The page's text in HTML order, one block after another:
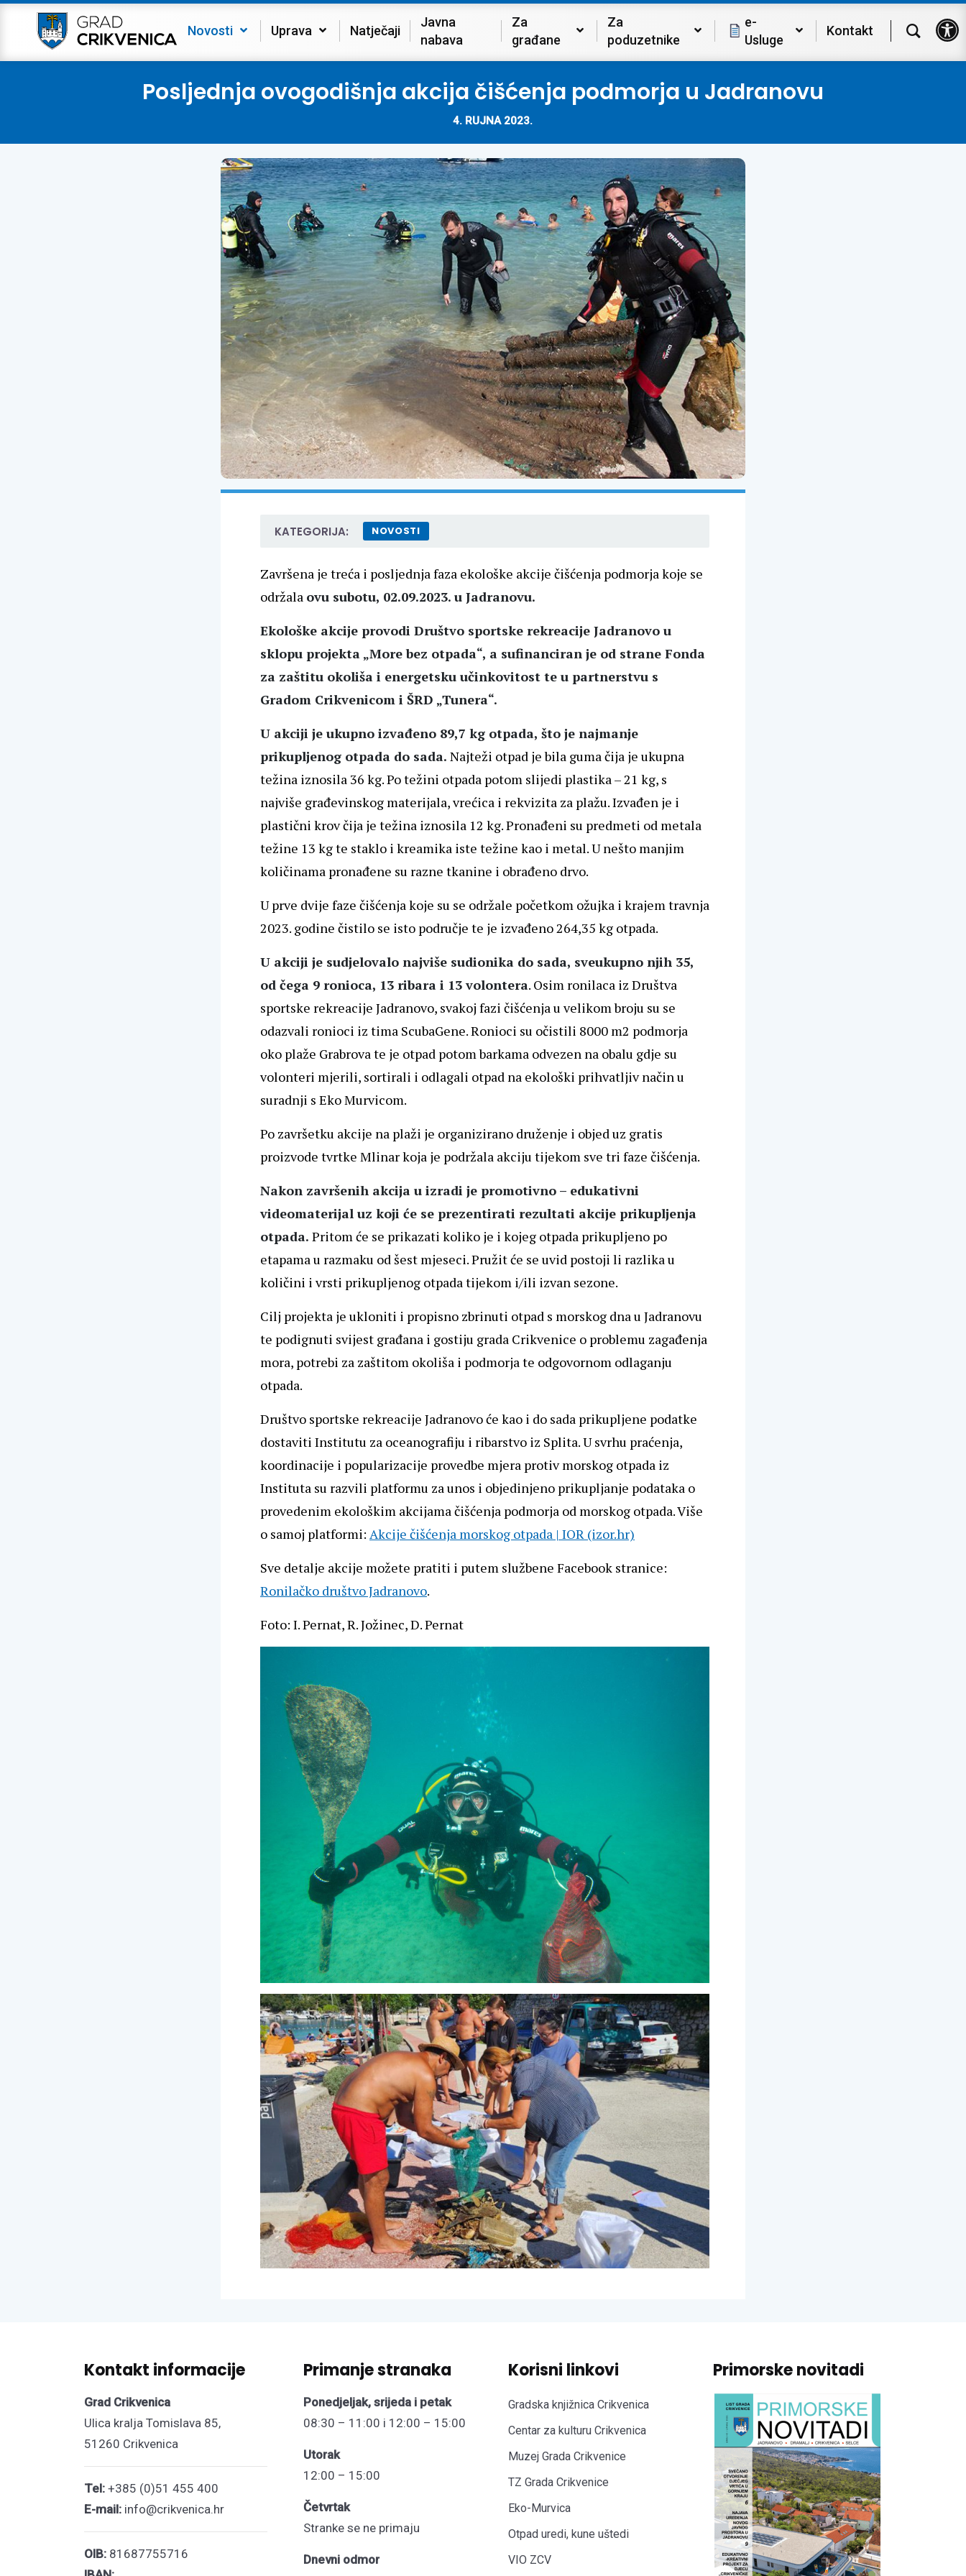
Novosti Uprava Natječaji
Javna
nabava
Za
građane
Za
poduzetnike
e-
Usluge
Kontakt
Posljednja ovogodišnja akcija čišćenja podmorja u Jadranovu
4. RUJNA 2023.
KATEGORIJA: NOVOSTI
Završena je treća i posljednja faza ekološke akcije čišćenja podmorja koje se
održala ovu subotu, 02.09.2023. u Jadranovu.
Ekološke akcije provodi Društvo sportske rekreacije Jadranovo u
sklopu projekta „More bez otpada“, a sufinanciran je od strane Fonda
za zaštitu okoliša i energetsku učinkovitost te u partnerstvu s
Gradom Crikvenicom i ŠRD „Tunera“.
U akciji je ukupno izvađeno 89,7 kg otpada, što je najmanje
prikupljenog otpada do sada. Najteži otpad je bila guma čija je ukupna
težina iznosila 36 kg. Po težini otpada potom slijedi plastika – 21 kg, s
najviše građevinskog materijala, vrećica i rekvizita za plažu. Izvađen je i
plastični krov čija je težina iznosila 12 kg. Pronađeni su predmeti od metala
težine 13 kg te staklo i kreamika iste težine kao i metal. U nešto manjim
količinama pronađene su razne tkanine i obrađeno drvo.
U prve dvije faze čišćenja koje su se održale početkom ožujka i krajem travnja
2023. godine čistilo se isto područje te je izvađeno 264,35 kg otpada.
U akciji je sudjelovalo najviše sudionika do sada, sveukupno njih 35,
od čega 9 ronioca, 13 ribara i 13 volontera. Osim ronilaca iz Društva
sportske rekreacije Jadranovo, svakoj fazi čišćenja u velikom broju su se
odazvali ronioci iz tima ScubaGene. Ronioci su očistili 8000 m2 podmorja
oko plaže Grabrova te je otpad potom barkama odvezen na obalu gdje su
volonteri mjerili, sortirali i odlagali otpad na ekološki prihvatljiv način u
suradnji s Eko Murvicom.
Po završetku akcije na plaži je organizirano druženje i objed uz gratis
proizvode tvrtke Mlinar koja je podržala akciju tijekom sve tri faze čišćenja.
Nakon završenih akcija u izradi je promotivno – edukativni
videomaterijal uz koji će se prezentirati rezultati akcije prikupljenja
otpada. Pritom će se prikazati koliko je i kojeg otpada prikupljeno po
etapama u razmaku od šest mjeseci. Pružit će se uvid postoji li razlika u
količini i vrsti prikupljenog otpada tijekom i/ili izvan sezone.
Cilj projekta je ukloniti i propisno zbrinuti otpad s morskog dna u Jadranovu
te podignuti svijest građana i gostiju grada Crikvenice o problemu zagađenja
mora, potrebi za zaštitom okoliša i podmorja te odgovornom odlaganju
otpada.
Društvo sportske rekreacije Jadranovo će kao i do sada prikupljene podatke
dostaviti Institutu za oceanografiju i ribarstvo iz Splita. U svrhu praćenja,
koordinacije i popularizacije provedbe mjera protiv morskog otpada iz
Instituta su razvili platformu za unos i objedinjeno prikupljanje podataka o
provedenim ekološkim akcijama čišćenja podmorja od morskog otpada. Više
o samoj platformi: Akcije čišćenja morskog otpada | IOR (izor.hr)
Sve detalje akcije možete pratiti i putem službene Facebook stranice:
Ronilačko društvo Jadranovo.
Foto: I. Pernat, R. Jožinec, D. Pernat
Kontakt informacije
Grad Crikvenica
Ulica kralja Tomislava 85,
51260 Crikvenica
Tel: +385 (0)51 455 400
E-mail: info@crikvenica.hr
OIB: 81687755716
Primanje stranaka
Ponedjeljak, srijeda i petak
08:30 – 11:00 i 12:00 – 15:00
Utorak
12:00 – 15:00
Četvrtak
Stranke se ne primaju
Dnevni odmor
Korisni linkovi
Gradska knjižnica Crikvenica
Centar za kulturu Crikvenica
Muzej Grada Crikvenice
TZ Grada Crikvenice
Eko-Murvica
Otpad uredi, kune uštedi
VIO ZCV
Primorske novitadi